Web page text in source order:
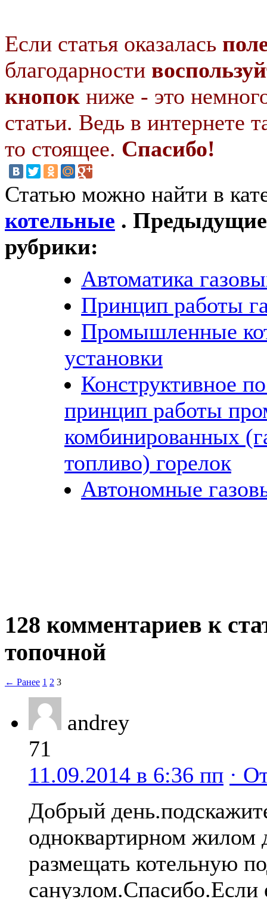
Если статья оказалась
благодарности
кнопок ниже - это
статьи. Ведь в интернете
то стоящее. Спасибо!
Статью можно найти в
котельные . Предыдущие
рубрики:
Автоматика
Принцип работы
Промышленные
установки
Конструктивное
принцип работы
комбинированных
топливо) горелок
Автономные
128 комментариев к
топочной
← Ранее 1 2 3
andrey
71
11.09.2014 в 6:36 пп ·
Добрый
одноквартирном
размещать котельную